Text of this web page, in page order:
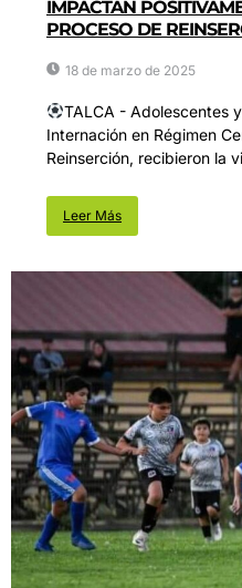
IMPACTAN
PROCESO DE
18 de marzo de 2025
TALCA - Adolescentes
Internación en Régimen
Reinserción, recibieron la
Leer Más